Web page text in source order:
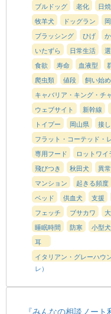
ブルドッグ
老化 日
牧羊犬
ドッグラン
ブラッシング
ひげ
いたずら
日常生活
食欲
寿命 血液型
爬虫類
値段
飼い始
キャバリア・キング・チ
ニエル
ウェブサイト 新幹線
トイプー
岡山県
接
フラット・コーテッド・
ラッティ）
専用フード ロットワイ
飛びつき
秋田犬
異
マンション
起きる頻度
ベッド
供血犬 支援
フェッチ
ブサカワ
睡眠時間
防寒 小型犬
耳
イタリアン・グレーハウ
レ）
『みんなの相談ノート